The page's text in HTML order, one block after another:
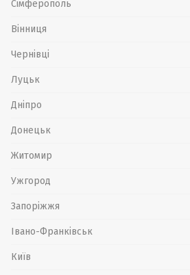
Сімферополь
Вінниця
Чернівці
Луцьк
Дніпро
Донецьк
Житомир
Ужгород
Запоріжжя
Івано-Франківськ
Київ